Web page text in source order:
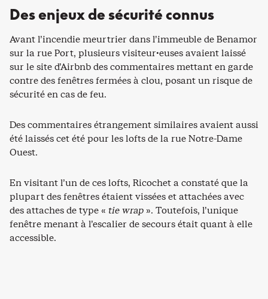
Des enjeux de sécurité connus
Avant l’incendie meurtrier dans l’immeuble de Benamor
sur la rue Port, plusieurs visiteur·euses avaient laissé
sur le site d’Airbnb des commentaires mettant en garde
contre des fenêtres fermées à clou, posant un risque de
sécurité en cas de feu.
Des commentaires étrangement similaires avaient aussi
été laissés cet été pour les lofts de la rue Notre-Dame
Ouest.
En visitant l’un de ces lofts, Ricochet a constaté que la
plupart des fenêtres étaient vissées et attachées avec
des attaches de type « tie wrap ». Toutefois, l’unique
fenêtre menant à l’escalier de secours était quant à elle
accessible.